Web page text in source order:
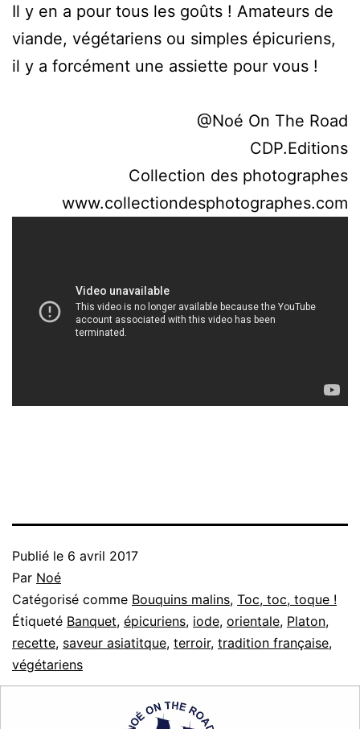
Il y en a pour tous les goûts ! Amateurs de
viande, végétariens ou simples épicuriens,
il y a forcément une assiette pour vous !
@Noé On The Road
CDP.Editions
Collection des photographes
www.collectiondesphotographes.com
Publié le 6 avril 2017
Par Noé
Catégorisé comme Bouquins malins, Toc, toc, toque !
Étiqueté Banquet, épicuriens, iode, orientale, Platon,
recette, saveur asiatitque, terroir, tradition française,
végétariens